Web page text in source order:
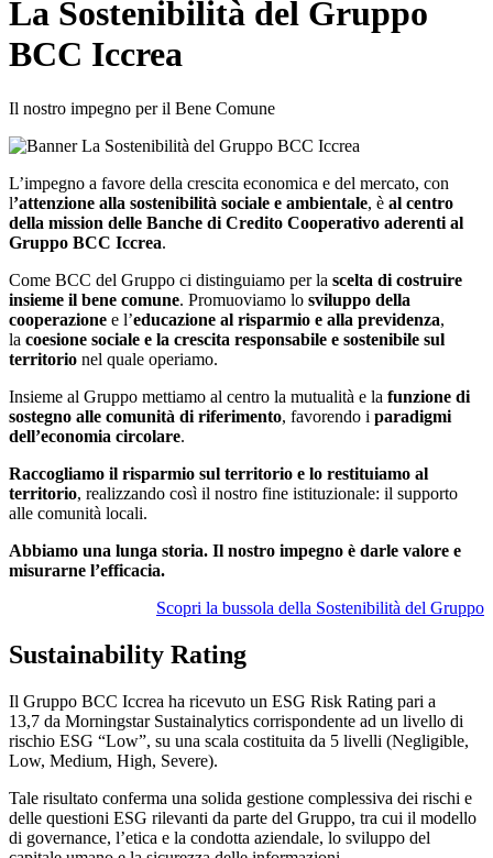
La Sostenibilità del Gruppo
BCC Iccrea
Il nostro impegno per il Bene Comune
L’impegno a favore della crescita economica e del mercato, con
l’attenzione alla sostenibilità sociale e ambientale, è al centro
della mission delle Banche di Credito Cooperativo aderenti al
Gruppo BCC Iccrea.
Come BCC del Gruppo ci distinguiamo per la scelta di costruire
insieme il bene comune. Promuoviamo lo sviluppo della
cooperazione e l’educazione al risparmio e alla previdenza,
la coesione sociale e la crescita responsabile e sostenibile sul
territorio nel quale operiamo.
Insieme al Gruppo mettiamo al centro la mutualità e la funzione di
sostegno alle comunità di riferimento, favorendo i paradigmi
dell’economia circolare.
Raccogliamo il risparmio sul territorio e lo restituiamo al
territorio, realizzando così il nostro fine istituzionale: il supporto
alle comunità locali.
Abbiamo una lunga storia. Il nostro impegno è darle valore e
misurarne l’efficacia.
Scopri la bussola della Sostenibilità del Gruppo
Sustainability Rating
Il Gruppo BCC Iccrea ha ricevuto un ESG Risk Rating pari a
13,7 da Morningstar Sustainalytics corrispondente ad un livello di
rischio ESG “Low”, su una scala costituita da 5 livelli (Negligible,
Low, Medium, High, Severe).
Tale risultato conferma una solida gestione complessiva dei rischi e
delle questioni ESG rilevanti da parte del Gruppo, tra cui il modello
di governance, l’etica e la condotta aziendale, lo sviluppo del